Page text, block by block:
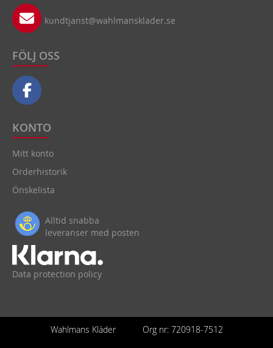
kundtjanst@wahlmansklader.se
FÖLJ OSS
KONTO
Mitt konto
Orderhistorik
Önskelista
Alltid snabba
leveranser med posten
Data protection policy
Wahlmans Kläder Org nr: 720918-7512